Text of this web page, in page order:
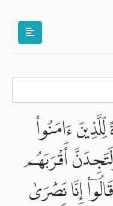
ءَامَنُوا۟
أَقْرَبَهُم
إِنَّا نَصَٰرَىٰ